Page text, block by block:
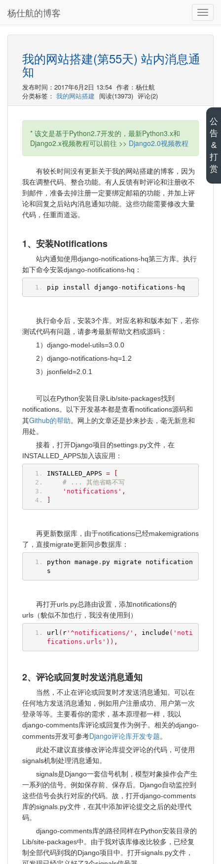
切
换
导
杨仕航的博客
我的网站搭建(第55天) 站内消息通
知
发布时间：2017年6月2日 13:54 作者：杨仕航
分类标签： 我的网站搭建 阅读(13973) 评论(2)
* 该文是基于Python2.7开发的，最新Python3.x和
Django2.x视频教程可以前往 >> Django2.0视频教程
有较长时间没有更新关于我的网站搭建的博客，因为
我在调整代码、整合功能。有人反馈有时评论和注册收不
到邮件，准备去掉注册一定要绑定邮箱的功能，并加上评
论和回复之后站内消息通知功能。这些功能需要修改大量
代码，任重而道远。
1、安装Notifications
站内通知使用django-notifications-hq第三方库。执行
如下命令安装django-notifications-hq：
pip install django - notifications - hq
执行命令后，安装3个库。对应名称和版本如下，若你
测试代码有问题，请参考最新帮助文档或源码：
1）django-model-utils=3.0.0
2）django-notifications-hq=1.2
3）jsonfield=2.0.1
可以在Python安装目录Lib/site-packages找到
notifications。以下开发基本都是查看notifications源码和
其Github的帮助。网上的文章还是抄来抄去，毫无新意和
用处。
接着，打开Django项目的settings.py文件，在
INSTALLED_APPS加入该应用：
INSTALLED_APPS =
[
# ... 其他省略不写
'notifications' ,
]
再更新数据库，由于notifications已经makemigrations
了，直接migrate更新同步数据库：
python manage . py migrate notification
s
再打开urls.py总路由设置，添加notifications的
urls（貌似不加也行，我没有使用到）
url ( r'^notifications/' , include ( 'noti
fications.urls' )),
2、评论或回复时发送消息通知
当然，不止在评论或回复时才发送消息通知。可以在
任何地方发送消息通知，例如用户注册成功、用户第一次
登录等等。主要看你的需求，基本原理都一样，我以
django-comments库评论或回复作为例子。相关的django-
comments开发可参考Django评论库开发专题。
此处不建议直接修改评论库提交评论的代码，可使用
signals机制处理消息通知。
signals是Django一套信号机制，模型对象操作会产生
一系列的信号。例如保存前、保存后。Django自动监控到
这些信号会执行对应的代码。故，打开django-comments
库的signals.py文件，在其中添加评论提交之后的处理代
码。
django-comments库的路径同样在Python安装目录的
Lib/site-packages中。由于我对该库修改比较多，已经复
制全部代码到我的Django项目中。打开signals.py文件，
公
告
&
打
赏